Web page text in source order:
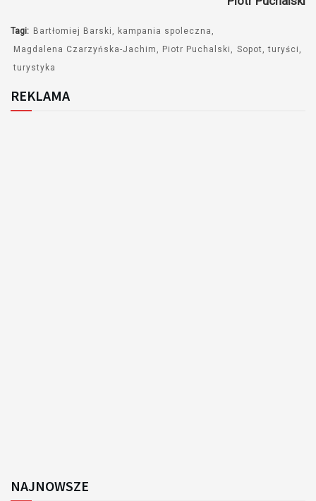
Tagi: Bartłomiej Barski
kampania spoleczna
Magdalena Czarzyńska-Jachim
Piotr Puchalski Sopot
turyści
turystyka
REKLAMA
NAJNOWSZE